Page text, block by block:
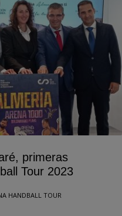
primeras
Tour 2023
HANDBALL TOUR